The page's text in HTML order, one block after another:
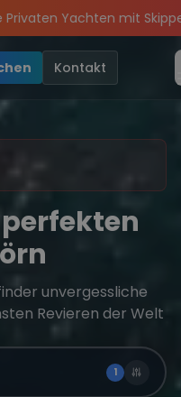
und Deine sailwithus-
und exklusive
war legendär – wir feiern
Kontakt
unvergessliche
Revieren der Welt
1